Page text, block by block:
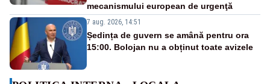
mecanismului european de urgenţă
7 aug. 2026, 14:51
Ședința de guvern se amână pentru ora
15:00. Bolojan nu a obținut toate avizele